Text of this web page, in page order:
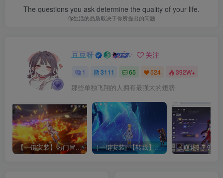
The questions you ask determine the quality of your life.
你生活的品质取决于你所提出的问题
豆豆呀 关注
1 3111 65 524 392W+
那些单独飞翔的人拥有最强大的翅膀
【一键安装】热门冒险策略类游戏崩坏：星穹铁道全新2.3版本一键端+一键代理+一键启动+免虚拟机 [一键安装] 【转载】原神3.4真端服务端+源码+配套客户端+详尽说明+GM工具+源码说明文件